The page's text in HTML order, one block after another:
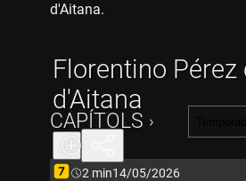
Florentino Pérez
d'Aitana
Durada:
2 min14/05/2026
d'Aitana.
CAPÍTOLS